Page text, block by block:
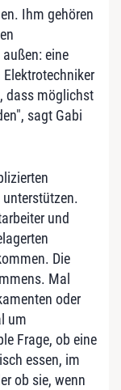
Ihm gehören
eine
dass möglichst
sagt Gabi
und
Die
Mal
oder
um
Frage, ob eine
essen, im
ob sie, wenn